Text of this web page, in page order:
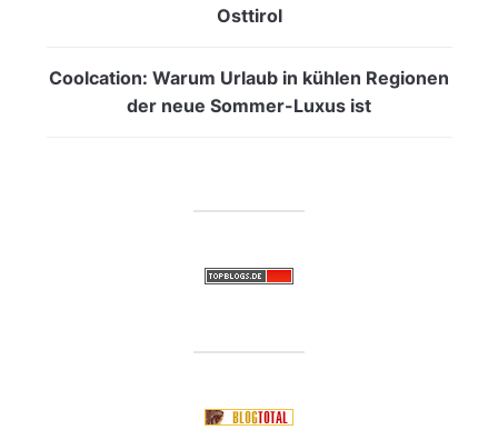
Osttirol
Coolcation: Warum Urlaub in kühlen Regionen
der neue Sommer-Luxus ist